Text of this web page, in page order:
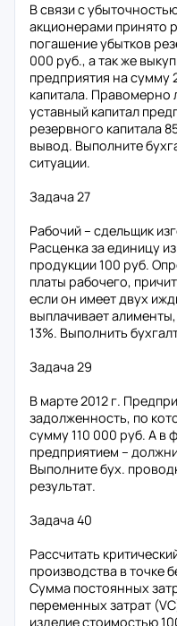
В связи с
акционерами принято
погашение убытков
000 руб., а так же
предприятия на сумму
капитала. Правомерно
уставный капитал
резервного капитала
вывод. Выполните
ситуации.
Задача 27
Рабочий – сдельщик
Расценка за единицу
продукции 100 руб.
платы рабочего,
если он имеет двух
выплачивает
13%. Выполнить
Задача 29
В марте 2012 г.
задолженность, по
сумму 110 000 руб. А в
предприятием –
Выполните бух.
результат.
Задача 40
Рассчитать
производства в точке
Сумма постоянных
переменных затрат
изделие стоимостью